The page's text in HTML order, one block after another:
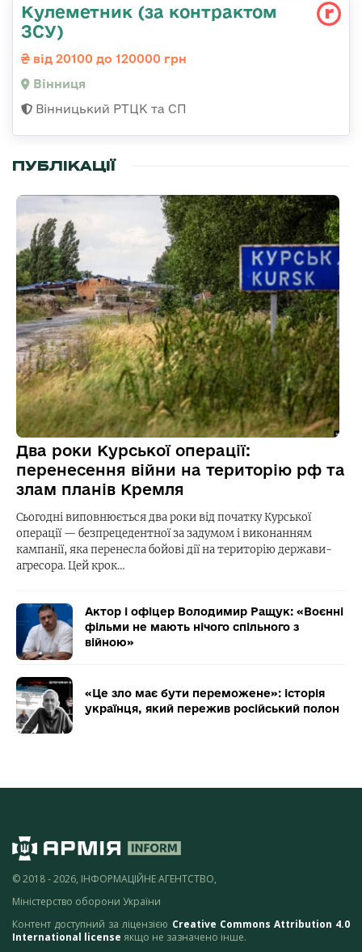
Кулеметник (за контрактом
ЗСУ)
від 20100 до 120000 грн
Вінниця
Вінницький РТЦК та СП
ПУБЛІКАЦІЇ
Два роки Курської операції:
перенесення війни на територію рф та
злам планів Кремля
Сьогодні виповнюється два роки від початку Курської
операції — безпрецедентної за задумом і виконанням
кампанії, яка перенесла бойові дії на територію держави-
агресора. Цей крок…
Актор і офіцер Володимир Ращук: «Воєнні
фільми не мають нічого спільного з
війною»
«Це зло має бути переможене»: історія
українця, який пережив російський полон
© 2018 - 2026, ІНФОРМАЦІЙНЕ АГЕНТСТВО,
Міністерство оборони України
Контент доступний за ліцензією Creative Commons Attribution 4.0
International license якщо не зазначено інше.